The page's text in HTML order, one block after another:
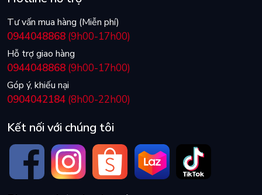
Tư vấn mua hàng (Miễn phí)
0944048868 (9h00-17h00)
Hỗ trợ giao hàng
0944048868 (9h00-17h00)
Góp ý, khiếu nại
0904042184 (8h00-22h00)
Kết nối với chúng tôi